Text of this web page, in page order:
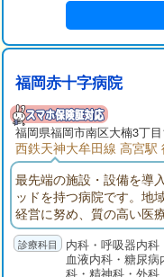
福岡赤十字病院
福岡県福岡市南区大楠3丁目
西鉄天神大牟田線 高宮駅
最先端の施設・設備を導
ッドを持つ病院です。地
経営に努め、質の高い医
実させていくことが、患
私たちの職務であると考
内科・呼吸器内科
血液内科・糖尿
科・精神科・外